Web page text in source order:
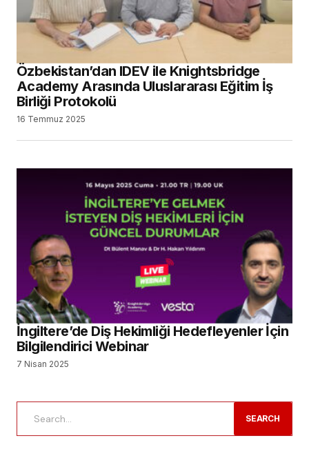
Özbekistan’dan IDEV ile Knightsbridge
Academy Arasında Uluslararası Eğitim İş
Birliği Protokolü
16 Temmuz 2025
İngiltere’de Diş Hekimliği Hedefleyenler İçin
Bilgilendirici Webinar
7 Nisan 2025
SEARCH